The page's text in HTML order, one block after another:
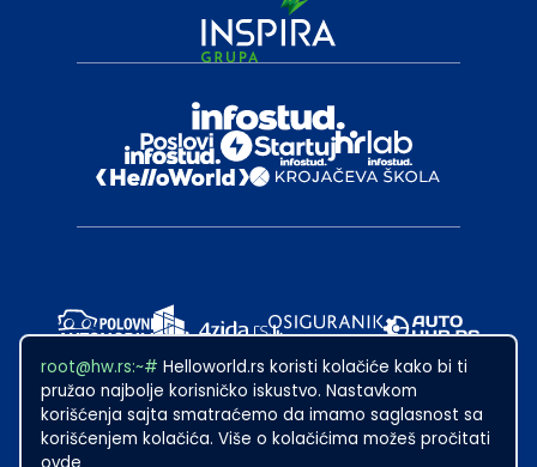
root@hw.rs:~# Helloworld.rs koristi kolačiće kako bi ti
pružao najbolje korisničko iskustvo. Nastavkom
korišćenja sajta smatraćemo da imamo saglasnost sa
korišćenjem kolačića. Više o kolačićima možeš pročitati